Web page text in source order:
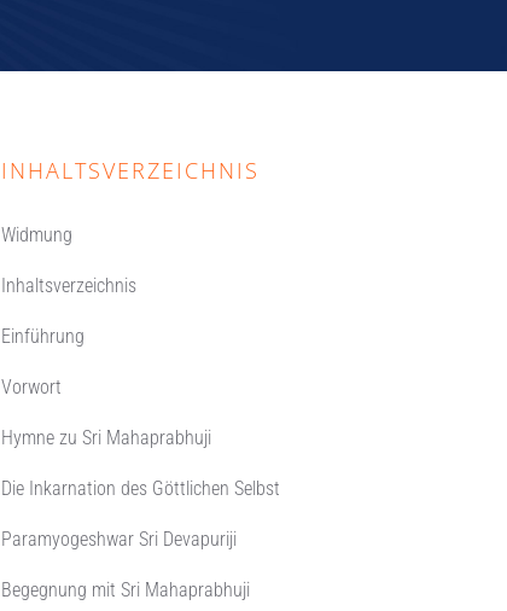
INHALTSVERZEICHNIS
Widmung
Inhaltsverzeichnis
Einführung
Vorwort
Hymne zu Sri Mahaprabhuji
Die Inkarnation des Göttlichen Selbst
Paramyogeshwar Sri Devapuriji
Begegnung mit Sri Mahaprabhuji